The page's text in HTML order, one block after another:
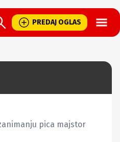
PREDAJ OGLAS
pica majstor